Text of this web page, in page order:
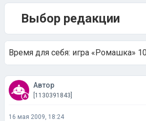
Выбор редакции
Время для себя: игра «Ромашка»
Автор
[1130391843]
16 мая 2009, 18:24